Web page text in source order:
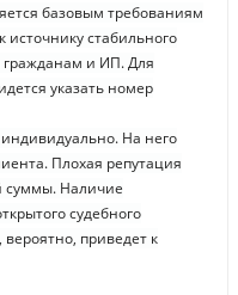
базовым требованиям
стабильного
и ИП. Для
указать номер
На него
Плохая репутация
суммы. Наличие
судебного
приведет к